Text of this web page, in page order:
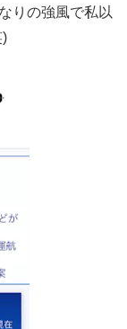
りの強風で私以
)